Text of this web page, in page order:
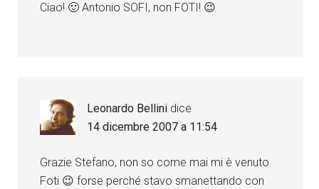
Ciao! 🙂 Antonio SOFI, non FOTI! 😉
Leonardo Bellini dice
14 dicembre 2007 a 11:54
Grazie Stefano, non so come mai mi è venuto
Foti 😉 forse perché stavo smanettando con